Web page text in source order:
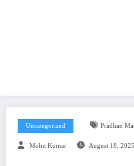
Uncategorized Pradhan
Mohit Kumar August 18, 2025